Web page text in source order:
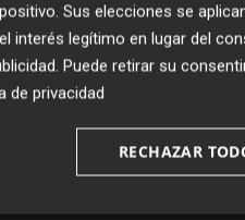
Sus elecciones se
interés legítimo en lugar del
. Puede retirar su
de privacidad
RECHAZAR